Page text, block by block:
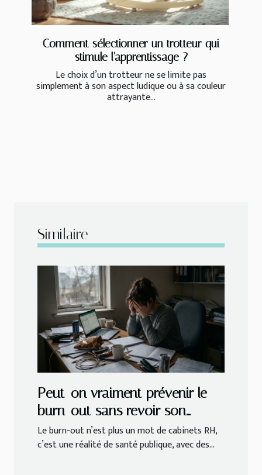
Comment sélectionner un trotteur qui
stimule l'apprentissage ?
Le choix d’un trotteur ne se limite pas
simplement à son aspect ludique ou à sa couleur
attrayante...
Similaire
Peut-on vraiment prévenir le
burn-out sans revoir son
hygiène de vie quotidienne ?
Le burn-out n’est plus un mot de cabinets RH,
c’est une réalité de santé publique, avec des...